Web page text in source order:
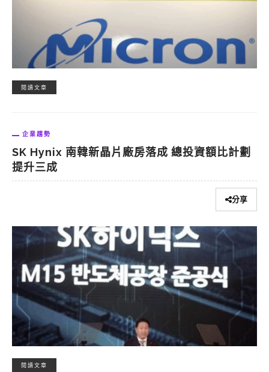
閱讀文章
企業趨勢
SK Hynix 南韓新晶片廠房落成 總投資額比計劃
提升三成
分享
閱讀文章